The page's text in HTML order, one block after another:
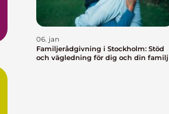
06. jan
Familjerådgivning i Stockholm: Stöd
och vägledning för dig och din familj